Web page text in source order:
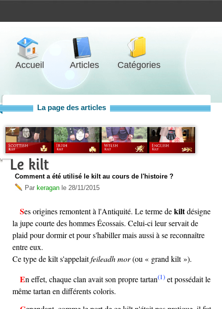
Accueil Articles Catégories
La page des articles
Le kilt
Comment a été utilisé le kilt au cours de l'histoire ?
Par keragan le 28/11/2015
Ses origines remontent à l'Antiquité. Le terme dekiltdésigne
la jupe courte des hommes Écossais. Celui-ci leur servait de
plaid pour dormir et pour s'habiller mais aussi à se reconnaître
entre eux.
Ce type de kilt s'appelaitfeileadh mor(ou « grand kilt »).
En effet, chaque clan avait son propre tartan(1) et possédait le
même tartan en différents coloris.